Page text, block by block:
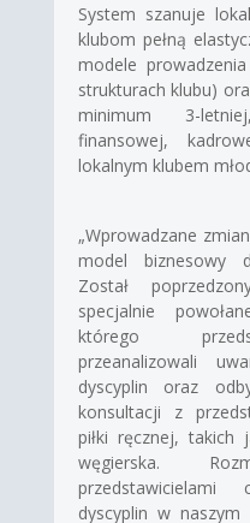
System szanuje
klubom pełną
modele
strukturach klubu)
minimum 3-
finansowej,
lokalnym klubem
„Wprowadzane
model biznesowy
Został
specjalnie
którego
przeanalizowali
dyscyplin oraz
konsultacji z
piłki ręcznej, takich
węgierska.
dyscyplin w